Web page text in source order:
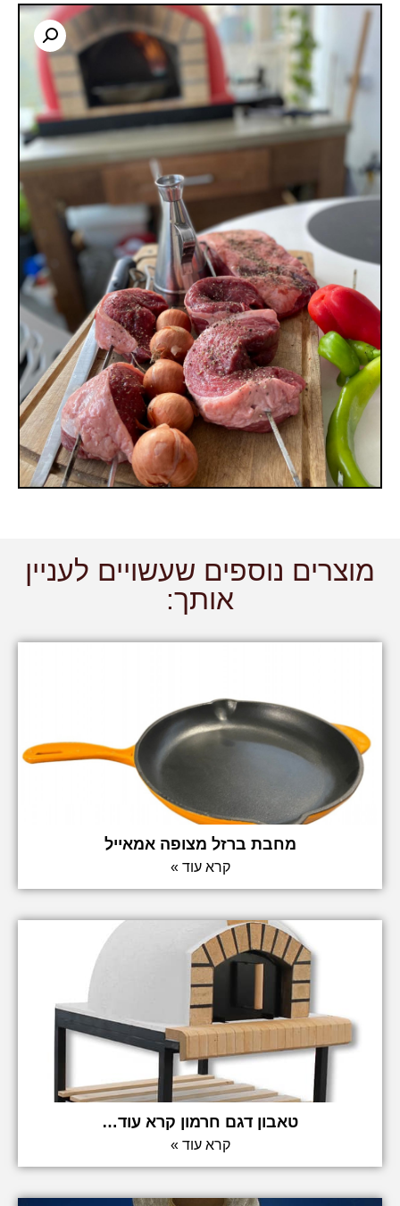
מוצרים נוספים שעשויים לעניין
אותך:
מחבת ברזל מצופה אמאייל
קרא עוד »
טאבון דגם חרמון קרא עוד…
קרא עוד »